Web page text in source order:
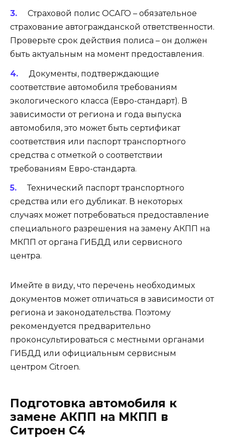
Страховой полис ОСАГО – обязательное
страхование автогражданской ответственности.
Проверьте срок действия полиса – он должен
быть актуальным на момент предоставления.
Документы, подтверждающие
соответствие автомобиля требованиям
экологического класса (Евро-стандарт). В
зависимости от региона и года выпуска
автомобиля, это может быть сертификат
соответствия или паспорт транспортного
средства с отметкой о соответствии
требованиям Евро-стандарта.
Технический паспорт транспортного
средства или его дубликат. В некоторых
случаях может потребоваться предоставление
специального разрешения на замену АКПП на
МКПП от органа ГИБДД или сервисного
центра.
Имейте в виду, что перечень необходимых
документов может отличаться в зависимости от
региона и законодательства. Поэтому
рекомендуется предварительно
проконсультироваться с местными органами
ГИБДД или официальным сервисным
центром Citroen.
Подготовка автомобиля к
замене АКПП на МКПП в
Ситроен С4